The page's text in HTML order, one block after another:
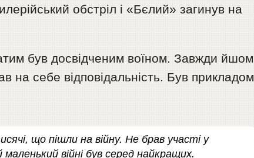
обстріл і «Бєлий» загинув на
був досвідченим воїном. Завжди йшом
себе відповідальність. Був прикладом
що пішли на війну. Не брав участі у
маленький війні був серед найкращих.